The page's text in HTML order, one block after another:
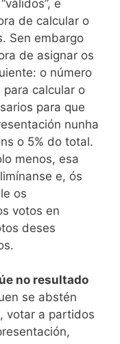
e
de calcular o
Sen embargo
de asignar os
o número
calcular o
para que
nunha
o 5% do total.
menos, esa
e, ós
os
votos en
deses
no resultado
se abstén
votar a partidos